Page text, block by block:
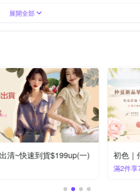
3XL 4XL
圖騰/塗鴉
帶 平口
一般版型
展開全部
初色｜